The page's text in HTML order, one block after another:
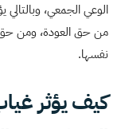
الوعي الجمعي،
من حق العودة، ومن حق
نفسها.
كيف يؤثر